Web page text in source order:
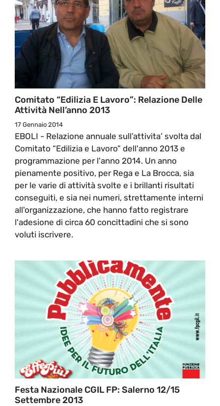
Comitato “Edilizia E Lavoro”: Relazione Delle
Attività Nell’anno 2013
17 Gennaio 2014
EBOLI - Relazione annuale sull’attivita’ svolta dal
Comitato “Edilizia e Lavoro” dell'anno 2013 e
programmazione per l'anno 2014. Un anno
pienamente positivo, per Rega e La Brocca, sia
per le varie di attività svolte e i brillanti risultati
conseguiti, e sia nei numeri, strettamente interni
all'organizzazione, che hanno fatto registrare
l'adesione di circa 60 concittadini che si sono
voluti iscrivere.
Festa Nazionale CGIL FP: Salerno 12/15
Settembre 2013